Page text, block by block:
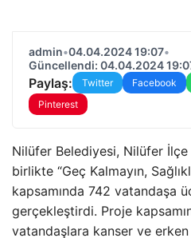
admin•04.04.2024 19:07•
Güncellendi: 04.04.2024
Paylaş: Twitter Facebook
Pinterest
Nilüfer Belediyesi, Nilüfer
birlikte “Geç Kalmayın,
kapsamında 742 vatandaşa
gerçekleştirdi. Proje
vatandaşlara kanser ve